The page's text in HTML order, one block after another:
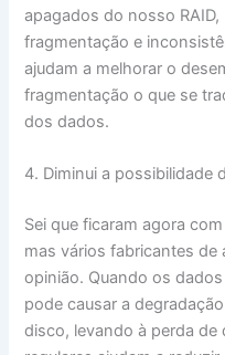
apagados do nosso
fragmentação e
ajudam a melhorar o
fragmentação o que se
dos dados.
4. Diminui a possibilidade
Sei que ficaram agora
mas vários fabricantes de
opinião. Quando os
pode causar a
disco, levando à perda